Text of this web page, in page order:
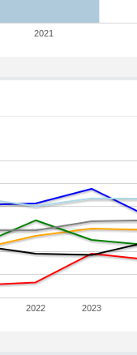
2021
2022 2023